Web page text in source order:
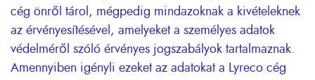
cég önről tárol, mégpedig mindazoknak a kivételeknek
az érvényesítésével, amelyeket a személyes adatok
védelméről szóló érvényes jogszabályok tartalmaznak.
Amennyiben igényli ezeket az adatokat a Lyreco cég